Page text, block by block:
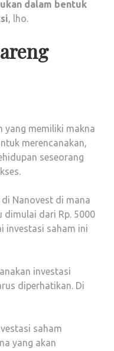
dalam bentuk
, lho.
yang memiliki makna
merencanakan,
seseorang
Nanovest di mana
dimulai dari Rp. 5000
investasi saham ini
investasi
diperhatikan. Di
saham
yang akan